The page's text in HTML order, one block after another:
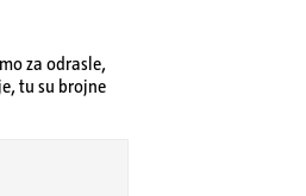
za odrasle,
tu su brojne